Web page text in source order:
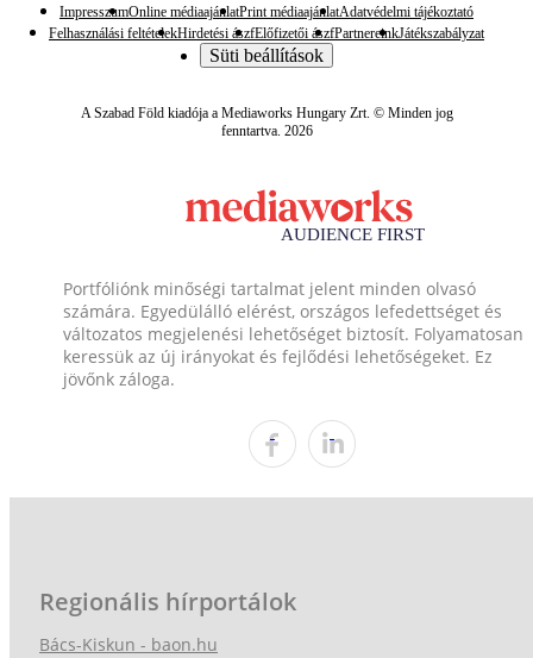
ImpresszumOnline médiaajánlatPrint médiaajánlatAdatvédelmi tájékoztató
Felhasználási feltételekHirdetési ászfElőfizetői ászfPartnereinkJátékszabályzat
Süti beállítások
A Szabad Föld kiadója a Mediaworks Hungary Zrt. © Minden jog
fenntartva. 2026
Portfóliónk minőségi tartalmat jelent minden olvasó
számára. Egyedülálló elérést, országos lefedettséget és
változatos megjelenési lehetőséget biztosít. Folyamatosan
keressük az új irányokat és fejlődési lehetőségeket. Ez
jövőnk záloga.
Regionális hírportálok
Bács-Kiskun - baon.hu